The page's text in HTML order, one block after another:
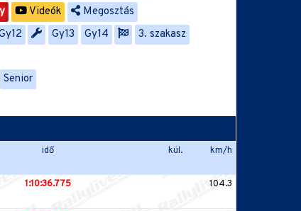
Videók
Megosztás
Gy13 Gy14 3. szakasz
Senior
idő kül. km/h
1:10:36.775 104.3